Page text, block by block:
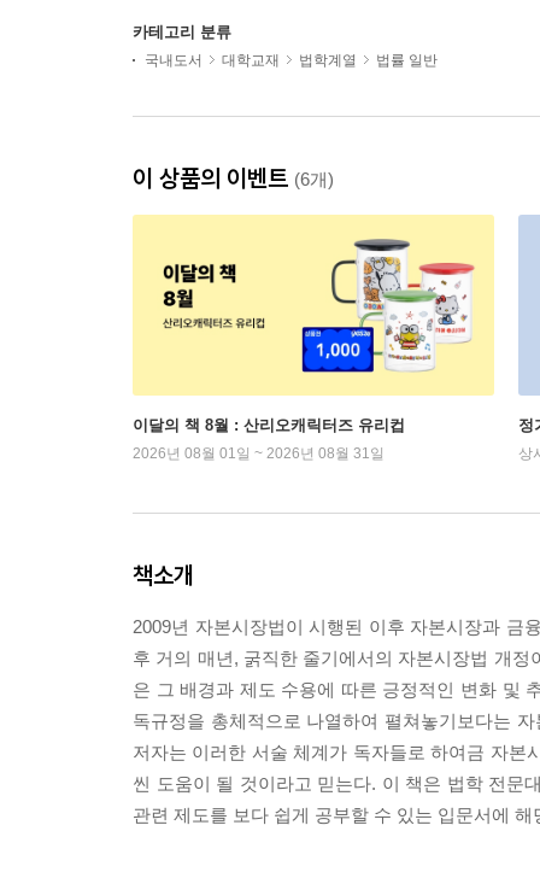
카테고리 분류
국내도서 대학교재 법학계열 법률 일반
이 상품의 이벤트 (6개)
이달의 책 8월 : 산리오캐릭터즈 유리컵
2026년 08월 01일 ~ 2026년 08월 31일
정
상
책소개
2009년 자본시장법이 시행된 이후 자본시장과 금
후 거의 매년, 굵직한 줄기에서의 자본시장법 개
은 그 배경과 제도 수용에 따른 긍정적인 변화 및
독규정을 총체적으로 나열하여 펼쳐놓기보다는
저자는 이러한 서술 체계가 독자들로 하여금 자
씬 도움이 될 것이라고 믿는다. 이 책은 법학 전문
관련 제도를 보다 쉽게 공부할 수 있는 입문서에